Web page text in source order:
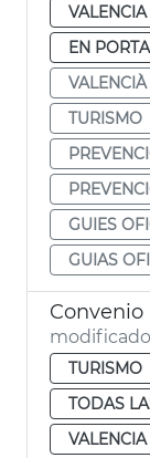
VALENCIA
EN
VALENCIÀ
TURISMO
GUIES
GUIAS
Convenio
TURISMO
TODAS
VALENCIA